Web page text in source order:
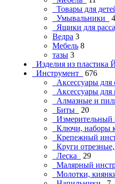
Товары для
Умывальники
4
Ящики для
Ведра 3
Мебель 8
тазы 3
Изделия из пластика
Инструмент
676
Аксессуары для
Аксессуары
Алмазные и
Биты
20
Измерительный
Ключи, наборы
Крепежный
Круги
Леска
29
Малярный
Молотки,